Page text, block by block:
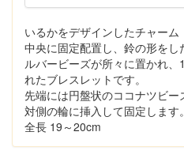
いるかをデザインしたチャー
中央に固定配置し、鈴の形を
ルバービーズが所々に置かれ
れたブレスレットです。
先端には円盤状のココナツビ
対側の輪に挿入して固定します。
全長 19～20cm